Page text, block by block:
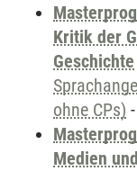
Kritik der
Geschichte
ohne CPs) -
Medien